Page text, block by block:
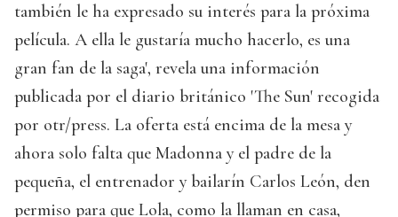
también le ha expresado su interés para la próxima
película. A ella le gustaría mucho hacerlo, es una
gran fan de la saga', revela una información
publicada por el diario británico 'The Sun' recogida
por otr/press. La oferta está encima de la mesa y
ahora solo falta que Madonna y el padre de la
pequeña, el entrenador y bailarín Carlos León, den
permiso para que Lola, como la llaman en casa,